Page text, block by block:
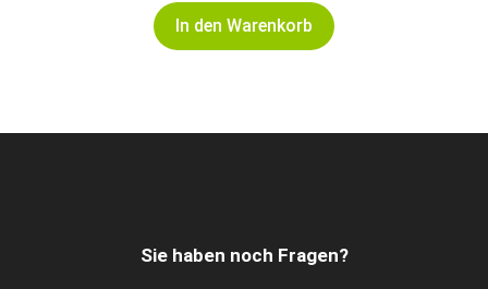
In den Warenkorb
Sie haben noch Fragen?